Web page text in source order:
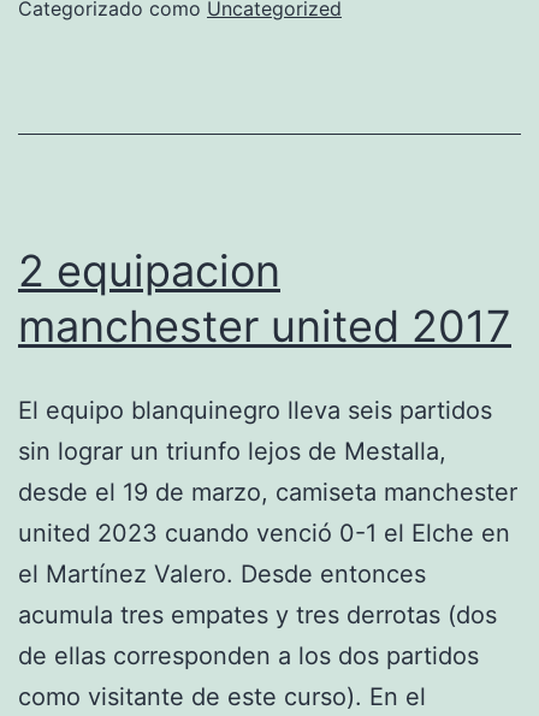
Categorizado como Uncategorized
2 equipacion
manchester united 2017
El equipo blanquinegro lleva seis partidos
sin lograr un triunfo lejos de Mestalla,
desde el 19 de marzo, camiseta manchester
united 2023 cuando venció 0-1 el Elche en
el Martínez Valero. Desde entonces
acumula tres empates y tres derrotas (dos
de ellas corresponden a los dos partidos
como visitante de este curso). En el